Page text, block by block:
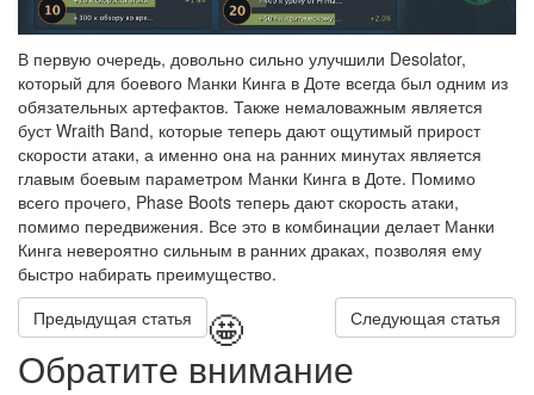
В первую очередь, довольно сильно улучшили Desolator,
который для боевого Манки Кинга в Доте всегда был одним из
обязательных артефактов. Также немаловажным является
буст Wraith Band, которые теперь дают ощутимый прирост
скорости атаки, а именно она на ранних минутах является
главым боевым параметром Манки Кинга в Доте. Помимо
всего прочего, Phase Boots теперь дают скорость атаки,
помимо передвижения. Все это в комбинации делает Манки
Кинга невероятно сильным в ранних драках, позволяя ему
быстро набирать преимущество.
Предыдущая статья
Следующая статья
🤩
Обратите внимание